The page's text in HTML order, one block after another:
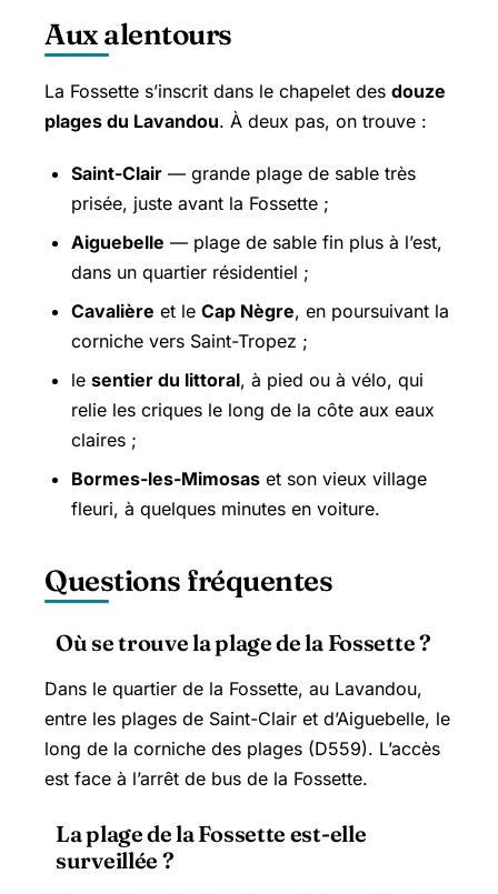
Aux alentours
La Fossette s’inscrit dans le chapelet des douze
plages du Lavandou. À deux pas, on trouve :
Saint-Clair — grande plage de sable très
prisée, juste avant la Fossette ;
Aiguebelle — plage de sable fin plus à l’est,
dans un quartier résidentiel ;
Cavalière et le Cap Nègre, en poursuivant la
corniche vers Saint-Tropez ;
le sentier du littoral, à pied ou à vélo, qui
relie les criques le long de la côte aux eaux
claires ;
Bormes-les-Mimosas et son vieux village
fleuri, à quelques minutes en voiture.
Questions fréquentes
Où se trouve la plage de la Fossette ?
Dans le quartier de la Fossette, au Lavandou,
entre les plages de Saint-Clair et d’Aiguebelle, le
long de la corniche des plages (D559). L’accès
est face à l’arrêt de bus de la Fossette.
La plage de la Fossette est-elle
surveillée ?